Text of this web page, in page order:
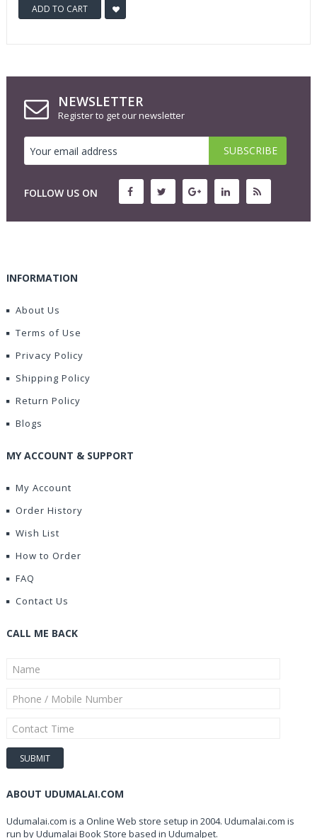
ADD TO CART
NEWSLETTER
Register to get our newsletter
FOLLOW US ON
INFORMATION
About Us
Terms of Use
Privacy Policy
Shipping Policy
Return Policy
Blogs
MY ACCOUNT & SUPPORT
My Account
Order History
Wish List
How to Order
FAQ
Contact Us
CALL ME BACK
ABOUT UDUMALAI.COM
Udumalai.com is a Online Web store setup in 2004. Udumalai.com is
run by Udumalai Book Store based in Udumalpet.